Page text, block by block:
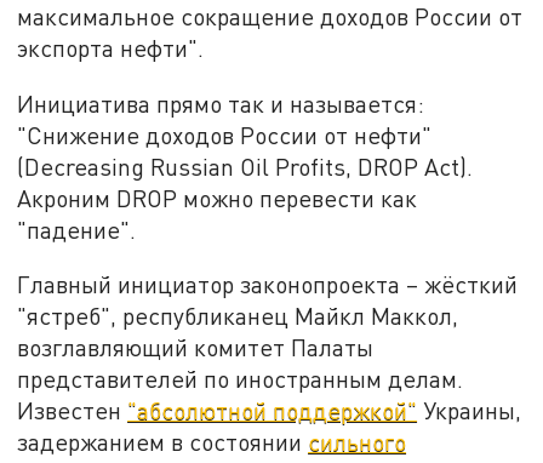
максимальное сокращение доходов России от
экспорта нефти".
Инициатива прямо так и называется:
"Снижение доходов России от нефти"
(Decreasing Russian Oil Profits, DROP Act).
Акроним DROP можно перевести как
"падение".
Главный инициатор законопроекта – жёсткий
"ястреб", республиканец Майкл Маккол,
возглавляющий комитет Палаты
представителей по иностранным делам.
Известен "абсолютной поддержкой" Украины,
задержанием в состоянии сильного